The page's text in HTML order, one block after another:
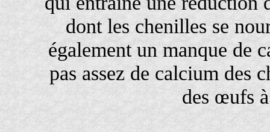
dont les chenilles se
également un manque de
pas assez de calcium des
des œufs